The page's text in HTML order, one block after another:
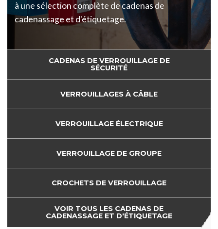
à une sélection complète de cadenas de
cadenassage et d'étiquetage.
CADENAS DE VERROUILLAGE DE
SÉCURITÉ
VERROUILLAGES À CÂBLE
VERROUILLAGE ÉLECTRIQUE
VERROUILLAGE DE GROUPE
CROCHETS DE VERROUILLAGE
VOIR TOUS LES CADENAS DE
CADENASSAGE ET D'ÉTIQUETAGE